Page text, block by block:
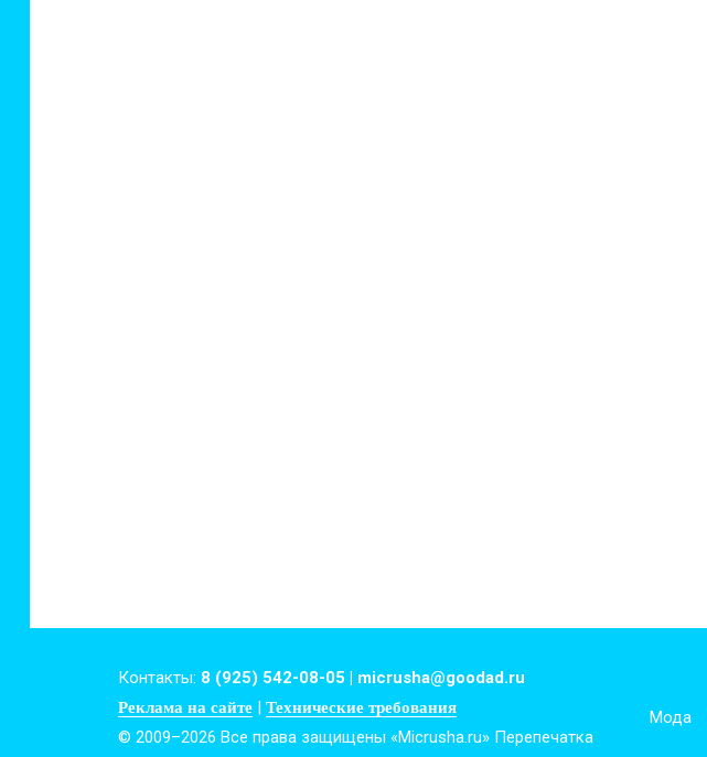
Контакты: 8 (925) 542-08-05 | micrusha@goodad.ru
Реклама на сайте | Технические требования
© 2009–2026 Все права защищены «Micrusha.ru» Перепечатка
Мода